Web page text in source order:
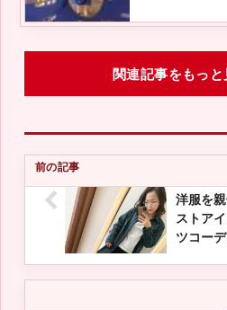
関連記事をもっと
洋服を
ストア
ツコーデ